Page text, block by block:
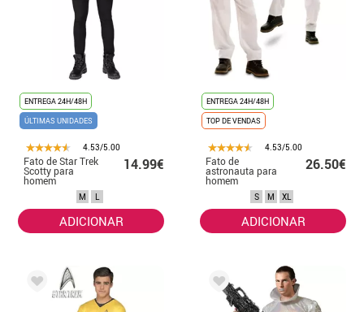
ENTREGA 24H/48H
ÚLTIMAS UNIDADES
4.53/5.00
Fato de Star Trek
Scotty para
homem
14.99€
M L
ADICIONAR
ENTREGA 24H/48H
TOP DE VENDAS
4.53/5.00
Fato de
astronauta para
homem
26.50€
S M XL
ADICIONAR